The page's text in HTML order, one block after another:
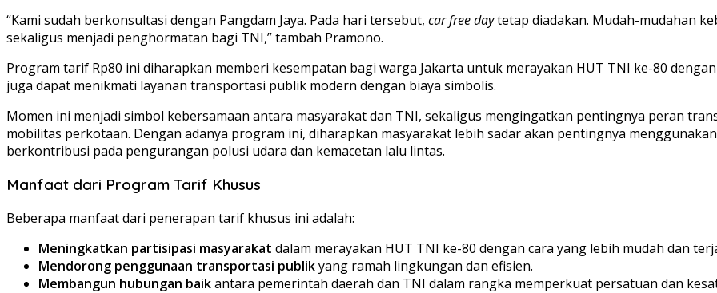
“Kami sudah berkonsultasi dengan Pangdam Jaya. Pada hari tersebut, car free daytetap diadakan. Mudah-mudahan
sekaligus menjadi penghormatan bagi TNI,” tambah Pramono.
Program tarif Rp80 ini diharapkan memberi kesempatan bagi warga Jakarta untuk merayakan HUT TNI ke-80
juga dapat menikmati layanan transportasi publik modern dengan biaya simbolis.
Momen ini menjadi simbol kebersamaan antara masyarakat dan TNI, sekaligus mengingatkan pentingnya peran
mobilitas perkotaan. Dengan adanya program ini, diharapkan masyarakat lebih sadar akan pentingnya
berkontribusi pada pengurangan polusi udara dan kemacetan lalu lintas.
Manfaat dari Program Tarif Khusus
Beberapa manfaat dari penerapan tarif khusus ini adalah:
Meningkatkan partisipasi masyarakat dalam merayakan HUT TNI ke-80 dengan cara yang lebih mudah dan
Mendorong penggunaan transportasi publikyang ramah lingkungan dan efisien.
Membangun hubungan baikantara pemerintah daerah dan TNI dalam rangka memperkuat persatuan dan